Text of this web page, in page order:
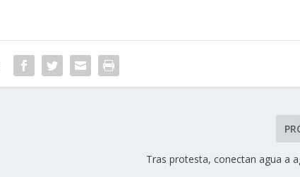
Tras protesta, conectan agua a